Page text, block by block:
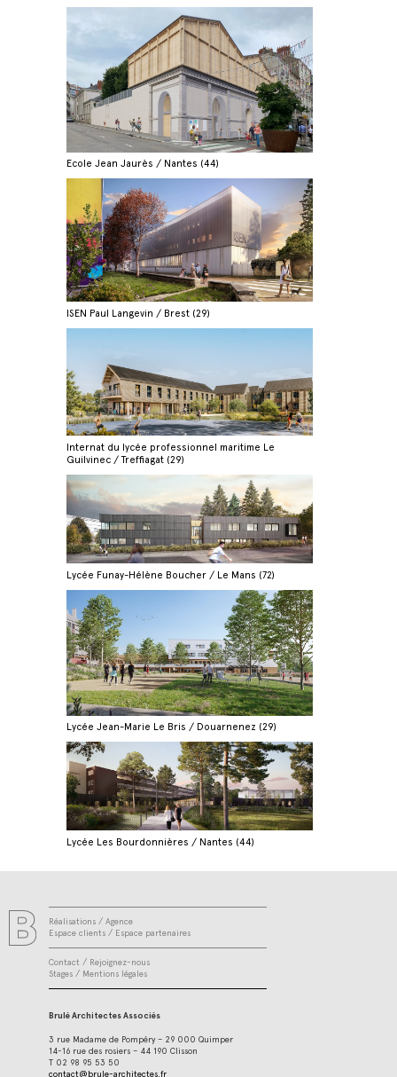
Ecole Jean Jaurès / Nantes (44)
ISEN Paul Langevin / Brest (29)
Internat du lycée professionnel maritime Le
Guilvinec / Treffiagat (29)
Lycée Funay-Hélène Boucher / Le Mans (72)
Lycée Jean-Marie Le Bris / Douarnenez (29)
Lycée Les Bourdonnières / Nantes (44)
Réalisations / Agence
Espace clients / Espace partenaires
Contact / Rejoignez-nous
Stages / Mentions légales
Brulé Architectes Associés
3 rue Madame de Pompéry – 29 000 Quimper
14-16 rue des rosiers – 44 190 Clisson
T 02 98 95 53 50
contact@brule-architectes.fr